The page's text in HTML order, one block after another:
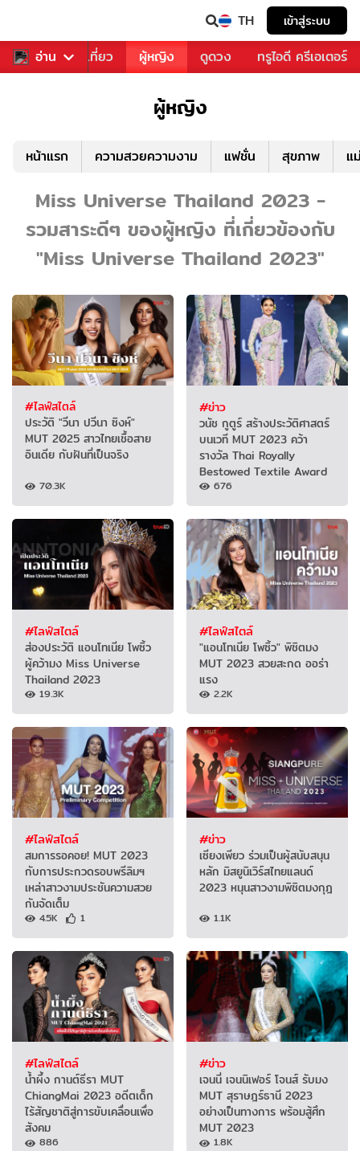
TH เข้าสู่ระบบ
อ่าน
อาหาร ท่องเที่ยว ผู้หญิง ดูดวง ทรูไอดี ครีเอเตอร์
ผู้หญิง
หน้าแรก ความสวยความงาม แฟชั่น สุขภาพ แ
Miss Universe Thailand 2023 -
รวมสาระดีๆ ของผู้หญิง ที่เกี่ยวข้องกับ
"Miss Universe Thailand 2023"
#ไลฟ์สไตล์
ประวัติ "วีนา ปวีนา ซิงห์"
MUT 2025 สาวไทยเชื้อสาย
อินเดีย กับฝันที่เป็นจริง
70.3K
#ข่าว
วนัช กูตูร์ สร้างประวัติศาสตร์
บนเวที MUT 2023 คว้า
รางวัล Thai Royally
Bestowed Textile Award
676
#ไลฟ์สไตล์
ส่องประวัติ แอนโทเนีย โพซิ้ว
ผู้คว้ามง Miss Universe
Thailand 2023
19.3K
#ไลฟ์สไตล์
"แอนโทเนีย โพซิ้ว" พิชิตมง
MUT 2023 สวยสะกด ออร่า
แรง
2.2K
#ไลฟ์สไตล์
สมการรอคอย! MUT 2023
กับการประกวดรอบพรีลิมฯ
เหล่าสาวงามประชันความสวย
กันจัดเต็ม
4.5K 1
#ข่าว
เซียงเพียว ร่วมเป็นผู้สนับสนุน
หลัก มิสยูนิเวิร์สไทยแลนด์
2023 หนุนสาวงามพิชิตมงกุฎ
1.1K
#ไลฟ์สไตล์
น้ำผึ้ง กานต์ธีรา MUT
ChiangMai 2023 อดีตเด็ก
ไร้สัญชาติสู่การขับเคลื่อนเพื่อ
สังคม
886
#ข่าว
เจนนี่ เจนนิเฟอร์ โจนส์ รับมง
MUT สุราษฎร์ธานี 2023
อย่างเป็นทางการ พร้อมสู้ศึก
MUT 2023
1.8K